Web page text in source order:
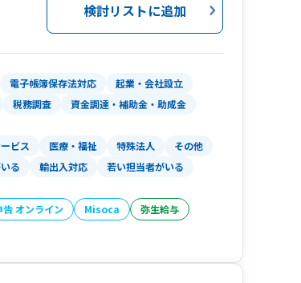
Meetなどのオンラインツールを活
を丸投げしたい」お客様にも対応
検討リストに追加
電子帳簿保存法対応
起業・会社設立
税務調査
資金調達・補助金・助成金
ビス 医療・福祉 特殊法人 その他
る 輸出入対応
若い担当者がいる
オンライン Misoca
弥生給与